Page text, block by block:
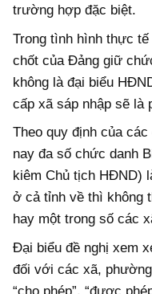
trường hợp đặc biệt.
Trong tình hình thực
chốt của Đảng giữ
không là đại biểu
cấp xã sáp nhập sẽ là
Theo quy định của
nay đa số chức danh
kiêm Chủ tịch HĐND)
ở cả tỉnh về thì không
hay một trong số các
Đại biểu đề nghị xem
đối với các xã,